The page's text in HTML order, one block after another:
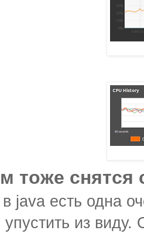
тоже
java есть одна
упустить из